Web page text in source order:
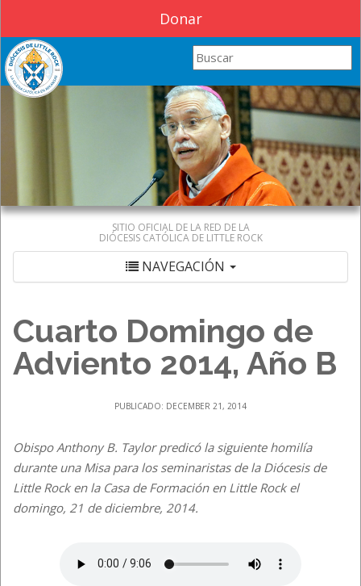
Donar
Search this site
SITIO OFICIAL DE LA RED DE LA
DIÓCESIS CATÓLICA DE LITTLE ROCK
NAVEGACIÓN
Cuarto Domingo de
Adviento 2014, Año B
PUBLICADO: DECEMBER 21, 2014
Obispo Anthony B. Taylor predicó la siguiente homilía
durante una Misa para los seminaristas de la Diócesis de
Little Rock en la Casa de Formación en Little Rock el
domingo, 21 de diciembre, 2014.